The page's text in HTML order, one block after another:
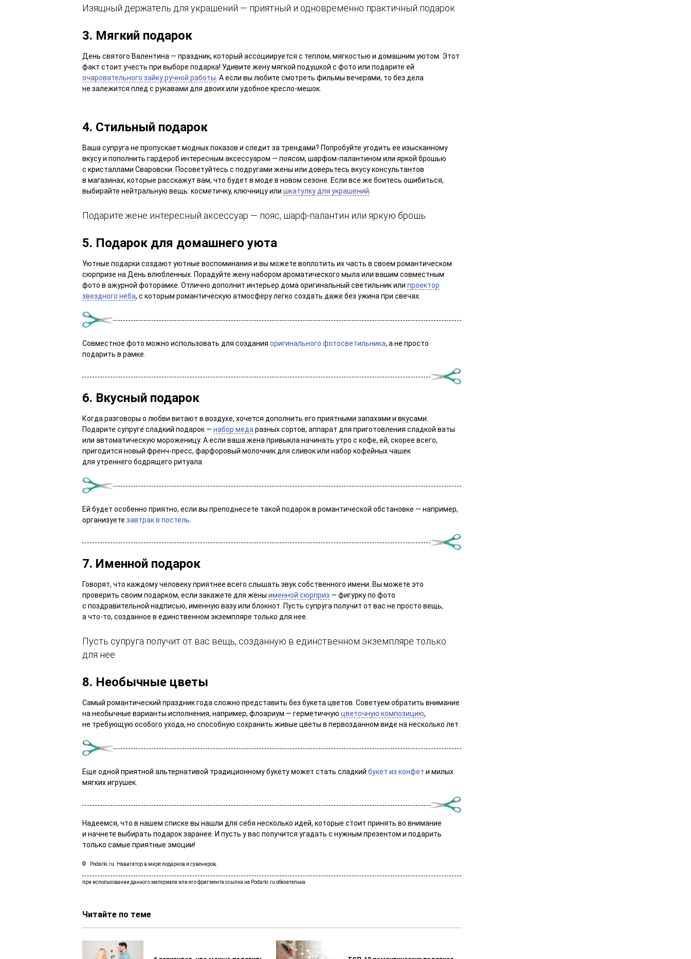
Изящный держатель для украшений — приятный и одновременно практичный подарок
3. Мягкий подарок
День святого Валентина — праздник, который ассоциируется с теплом, мягкостью и домашним уютом. Этот
факт стоит учесть при выборе подарка! Удивите жену мягкой подушкой с фото или подарите ей
очаровательного зайку ручной работы . А если вы любите смотреть фильмы вечерами, то без дела
не залежится плед с рукавами для двоих или удобное кресло-мешок.
4. Стильный подарок
Ваша супруга не пропускает модных показов и следит за трендами? Попробуйте угодить ее изысканному
вкусу и пополнить гардероб интересным аксессуаром — поясом, шарфом-палантином или яркой брошью
с кристаллами Сваровски. Посоветуйтесь с подругами жены или доверьтесь вкусу консультантов
в магазинах, которые расскажут вам, что будет в моде в новом сезоне. Если все же боитесь ошибиться,
выбирайте нейтральную вещь: косметичку, ключницу или шкатулку для украшений
Подарите жене интересный аксессуар — пояс, шарф-палантин или яркую брошь
5. Подарок для домашнего уюта
Уютные подарки создают уютные воспоминания и вы можете воплотить их часть в своем романтическом
сюрпризе на День влюбленных. Порадуйте жену набором ароматического мыла или вашим совместным
фото в ажурной фоторамке. Отлично дополнит интерьер дома оригинальный светильник или проектор
звездного неба, с которым романтическую атмосферу легко создать даже без ужина при свечах.
Совместное фото можно использовать для создания оригинального фотосветильника, а не просто
подарить в рамке.
6. Вкусный подарок
Когда разговоры о любви витают в воздухе, хочется дополнить его приятными запахами и вкусами.
Подарите супруге сладкий подарок — набор меда разных сортов, аппарат для приготовления сладкой ваты
или автоматическую мороженицу. А если ваша жена привыкла начинать утро с кофе, ей, скорее всего,
пригодится новый френч-пресс, фарфоровый молочник для сливок или набор кофейных чашек
для утреннего бодрящего ритуала.
Ей будет особенно приятно, если вы преподнесете такой подарок в романтической обстановке — например,
организуете завтрак в постель
7. Именной подарок
Говорят, что каждому человеку приятнее всего слышать звук собственного имени. Вы можете это
проверить своим подарком, если закажете для жены именной сюрприз — фигурку по фото
с поздравительной надписью, именную вазу или блокнот. Пусть супруга получит от вас не просто вещь,
а что-то, созданное в единственном экземпляре только для нее.
Пусть супруга получит от вас вещь, созданную в единственном экземпляре только
для нее
8. Необычные цветы
Самый романтический праздник года сложно представить без букета цветов. Советуем обратить внимание
на необычные варианты исполнения, например, флоариум — герметичную цветочную композицию,
не требующую особого ухода, но способную сохранить живые цветы в первозданном виде на несколько лет.
Еще одной приятной альтернативой традиционному букету может стать сладкий букет из конфет и милых
мягких игрушек.
Надеемся, что в нашем списке вы нашли для себя несколько идей, которые стоит принять во внимание
и начнете выбирать подарок заранее. И пусть у вас получится угадать с нужным презентом и подарить
только самые приятные эмоции!
Podarki.ru. Навигатор в мире подарков и сувениров.
Читайте по теме